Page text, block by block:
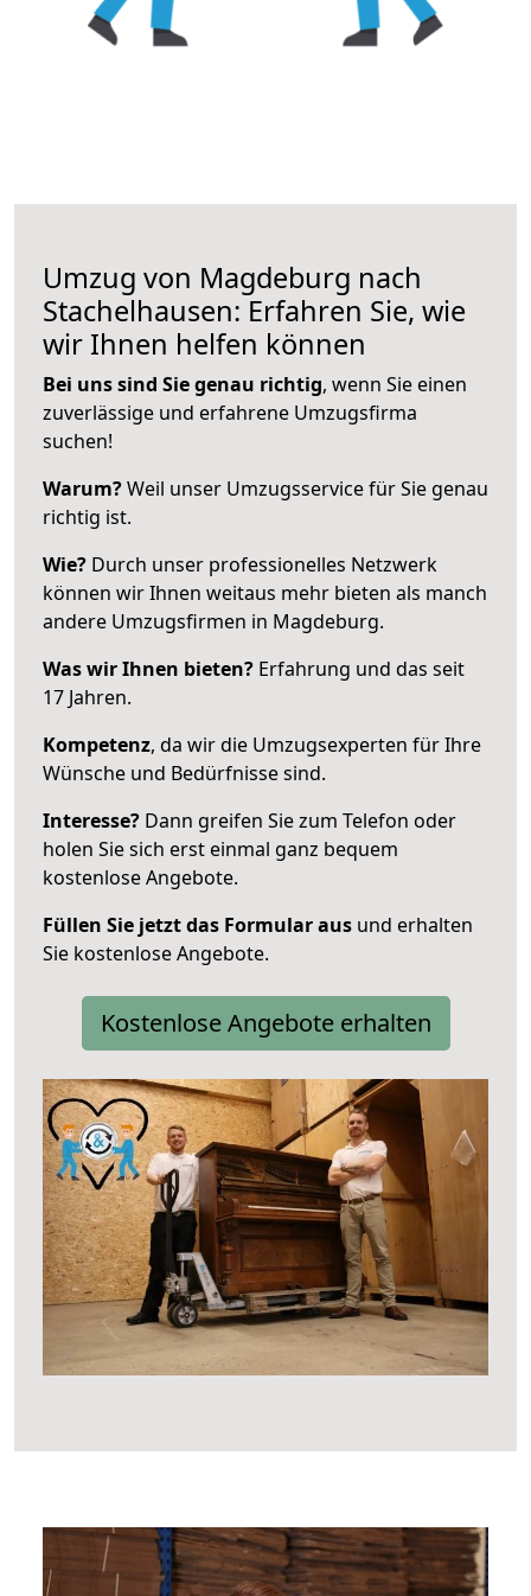
Umzug von Magdeburg nach
Stachelhausen: Erfahren Sie, wie
wir Ihnen helfen können
Bei uns sind Sie genau richtig, wenn Sie einen
zuverlässige und erfahrene Umzugsfirma
suchen!
Warum?Weil unser Umzugsservice für Sie genau
richtig ist.
Wie? Durch unser professionelles Netzwerk
können wir Ihnen weitaus mehr bieten als manch
andere Umzugsfirmen in Magdeburg.
Was wir Ihnen bieten? Erfahrung und das seit
17 Jahren.
Kompetenz, da wir die Umzugsexperten für Ihre
Wünsche und Bedürfnisse sind.
Interesse? Dann greifen Sie zum Telefon oder
holen Sie sich erst einmal ganz bequem
kostenlose Angebote.
Füllen Sie jetzt das Formular aus und erhalten
Sie kostenlose Angebote.
Kostenlose Angebote erhalten